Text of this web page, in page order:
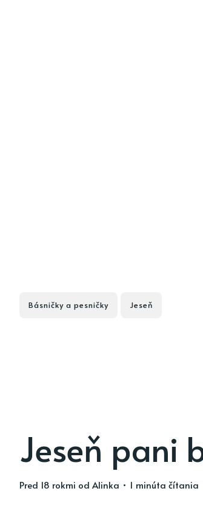
Básničky a pesničky Jeseň
Jeseň pani
pred 18 rokmi od Alinka • 1 minúta čítania